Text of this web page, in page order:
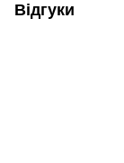
Відгуки